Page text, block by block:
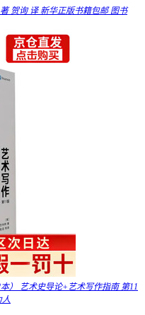
贺询 译 新华正版书籍包邮 图书
） 艺术史导论+艺术写作指南 第11